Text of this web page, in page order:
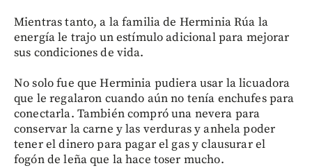
Mientras tanto, a la familia de Herminia Rúa la
energía le trajo un estímulo adicional para mejorar
sus condiciones de vida.
No solo fue que Herminia pudiera usar la licuadora
que le regalaron cuando aún no tenía enchufes para
conectarla. También compró una nevera para
conservar la carne y las verduras y anhela poder
tener el dinero para pagar el gas y clausurar el
fogón de leña que la hace toser mucho.